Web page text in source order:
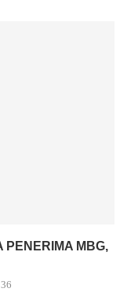
PENERIMA MBG,